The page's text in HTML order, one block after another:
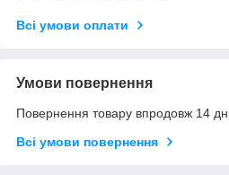
Всі умови оплати
Умови повернення
Повернення товару впродовж 14
Всі умови повернення